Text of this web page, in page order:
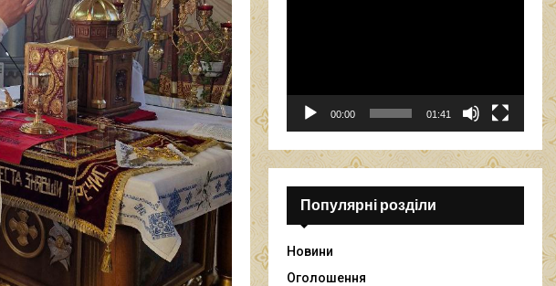
г
ч
00:00 01:41
Популярні розділи
Новини
Оголошення